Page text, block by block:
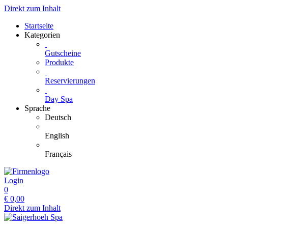
Direkt zum Inhalt
Startseite
Kategorien
Gutscheine
Produkte
Reservierungen
Day Spa
Sprache
Deutsch
English
Français
Login
0
€ 0,00
Direkt zum Inhalt